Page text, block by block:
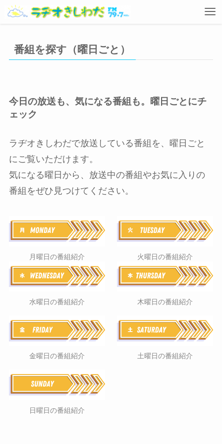
番組を探す（曜日ごと）
今日の放送も、気になる番組も。曜日ごとにチ
ェック
ラヂオきしわだで放送している番組を、曜日ごと
にご覧いただけます。
気になる曜日から、放送中の番組やお気に入りの
番組をぜひ見つけてください。
月曜日の番組紹介 火曜日の番組紹介
水曜日の番組紹介 木曜日の番組紹介
金曜日の番組紹介 土曜日の番組紹介
日曜日の番組紹介